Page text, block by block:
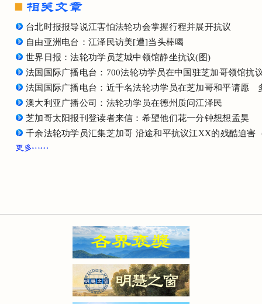
台北时报报导说江害怕法轮功会掌握行程并展开抗议
自由亚洲电台：江泽民访美[遭]当头棒喝
世界日报：法轮功学员芝城中领馆静坐抗议(图)
法国国际广播电台：700法轮功学员在中国驻芝加哥领馆抗
法国国际广播电台：近千名法轮功学员在芝加哥和平请愿
澳大利亚广播公司：法轮功学员在德州质问江泽民
芝加哥太阳报刊登读者来信：希望他们花一分钟想想孟昊
千余法轮功学员汇集芝加哥 沿途和平抗议江XX的残酷迫害